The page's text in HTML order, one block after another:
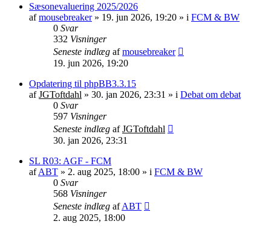
Sæsonevaluering 2025/2026
afmousebreaker» 19. jun 2026, 19:20 » i FCM & BW
0 Svar
332 Visninger
Seneste indlæg afmousebreaker
19. jun 2026, 19:20
Opdatering til phpBB3.3.15
afJGToftdahl » 30. jan 2026, 23:31 » i Debat om debat
0 Svar
597 Visninger
Seneste indlæg afJGToftdahl
30. jan 2026, 23:31
SL R03: AGF - FCM
afABT » 2. aug 2025, 18:00 » i FCM & BW
0 Svar
568 Visninger
Seneste indlæg afABT
2. aug 2025, 18:00